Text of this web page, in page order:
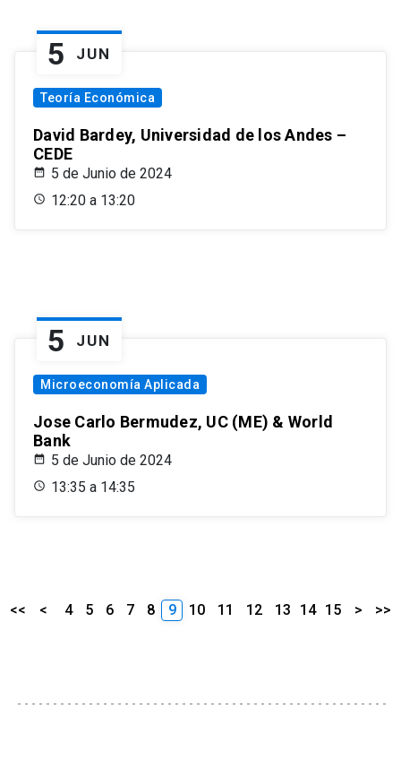
5 JUN
Teoría Económica
David Bardey, Universidad de los Andes –
CEDE
5 de Junio de 2024
12:20 a 13:20
5 JUN
Microeconomía Aplicada
Jose Carlo Bermudez, UC (ME) & World
Bank
5 de Junio de 2024
13:35 a 14:35
<< < 4 5 6 7 8 9 10 11 12 13 14 15 > >>